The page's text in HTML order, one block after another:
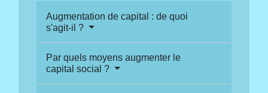
Augmentation de capital : de quoi
s'agit-il ?
Par quels moyens augmenter le
capital social ?